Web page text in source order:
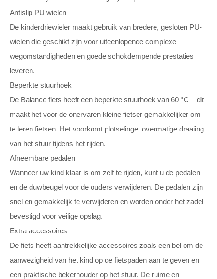
Antislip PU wielen
De kinderdriewieler maakt gebruik van bredere, gesloten PU-
wielen die geschikt zijn voor uiteenlopende complexe
wegomstandigheden en goede schokdempende prestaties
leveren.
Beperkte stuurhoek
De Balance fiets heeft een beperkte stuurhoek van 60 °C – dit
maakt het voor de onervaren kleine fietser gemakkelijker om
te leren fietsen. Het voorkomt plotselinge, overmatige draaiing
van het stuur tijdens het rijden.
Afneembare pedalen
Wanneer uw kind klaar is om zelf te rijden, kunt u de pedalen
en de duwbeugel voor de ouders verwijderen. De pedalen zijn
snel en gemakkelijk te verwijderen en worden onder het zadel
bevestigd voor veilige opslag.
Extra accessoires
De fiets heeft aantrekkelijke accessoires zoals een bel om de
aanwezigheid van het kind op de fietspaden aan te geven en
een praktische bekerhouder op het stuur. De ruime en